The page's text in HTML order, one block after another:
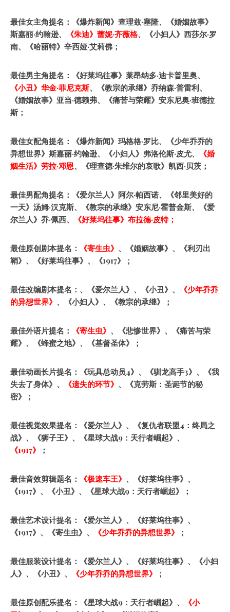
最佳女主角提名：《爆炸新闻》查理兹·塞隆、《婚姻故事》
斯嘉丽·约翰逊、
《朱迪》蕾妮·齐薇格、《小妇人》西莎尔·罗
南、《哈丽特》辛西娅·艾莉佛；
最佳男主角提名：《好莱坞往事》莱昂纳多·迪卡普里奥、
《小丑》华金·菲尼克斯、《教宗的承继》乔纳森·普雷利、
《婚姻故事》亚当·德赖弗、《痛苦与荣耀》安东尼奥·班德拉
斯；
最佳女配角提名：《爆炸新闻》玛格格·罗比、《少年乔乔的
异想世界》斯嘉丽·约翰逊、《小妇人》弗洛伦斯·皮尤、
《婚
姻生活》劳拉·邓恩、《理查德·朱维尔的哀歌》凯西·贝茨；
最佳男配角提名：《爱尔兰人》阿尔·帕西诺、《邻里美好的
一天》汤姆·汉克斯、《教宗的承继》安东尼·霍普金斯、《爱
尔兰人》乔·佩西、
《好莱坞往事》布拉德·皮特；
最佳原创剧本提名： 《寄生虫》 、《婚姻故事》、《利刃出
鞘》、《好莱坞往事》、《1917》；
最佳改编剧本提名：、《爱尔兰人》、《小丑》、
《少年乔乔
的异想世界》 、《小妇人》、《教宗的承继》；
最佳外语片提名： 《寄生虫》 、《悲惨世界》、《痛苦与荣
耀》、《蜂蜜之地》、《基督圣体》；
最佳动画长片提名：《玩具总动员4》、《驯龙高手3》、《我
失去了身体》、
《遗失的环节》 、《克劳斯：圣诞节的秘
密》；
最佳视觉效果提名：《爱尔兰人》、《复仇者联盟4：终局之
战》、《狮子王》、《星球大战9：天行者崛起》、
《1917》
；
最佳音效剪辑题名： 《极速车王》 、《好莱坞往事》、
《1917》、《小丑》、《星球大战9：天行者崛起》；
最佳艺术设计提名：《爱尔兰人》、《好莱坞往事》、
《1917》、《寄生虫》、
《少年乔乔的异想世界》 ；
最佳服装设计提名：《爱尔兰人》、《好莱坞往事》、《小妇
人》、《小丑》、
《少年乔乔的异想世界》 ；
最佳原创配乐提名：《星球大战9：天行者崛起》、
《小